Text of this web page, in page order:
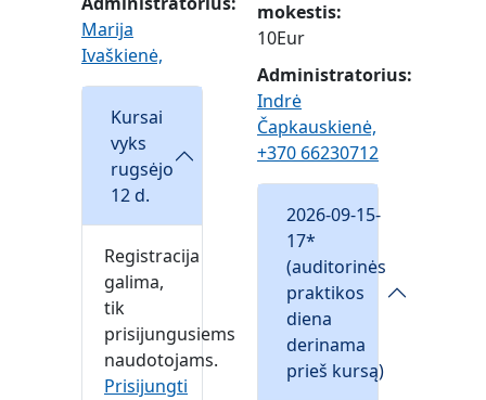
Marija
Ivaškienė,
Kursai
vyks
rugsėjo
12 d.
Registracija
galima,
tik
prisijungusiems
naudotojams.
Prisijungti
mokestis
10Eur
Administratorius:
Indrė
Čapkauskienė,
+370 66230712
2026-09-15-
17*
(auditorinės
praktikos
diena
derinama
prieš kursą)